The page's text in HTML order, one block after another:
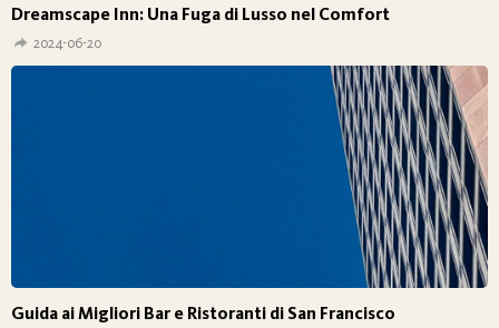
Dreamscape Inn: Una Fuga di Lusso nel Comfort
2024-06-20
Guida ai Migliori Bar e Ristoranti di San Francisco